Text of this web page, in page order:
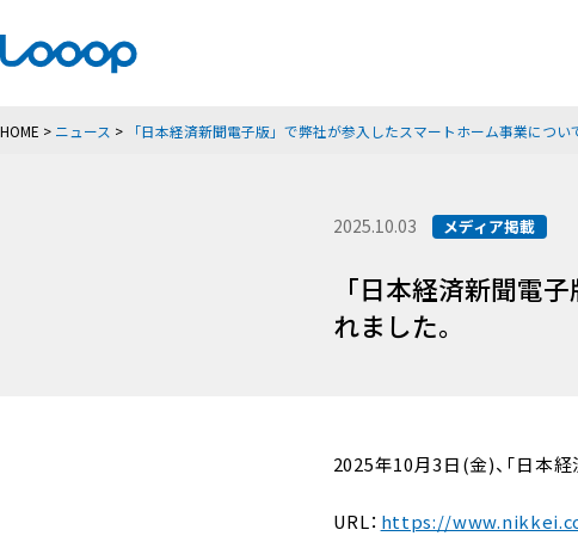
HOME > ニュース > 「日本経済新聞電子版」で弊社が参入したスマートホーム事業につい
2025.10.03 メディア掲載
「日本経済新聞電
れました。
2025年10月3日(金)、「日本
URL： https://